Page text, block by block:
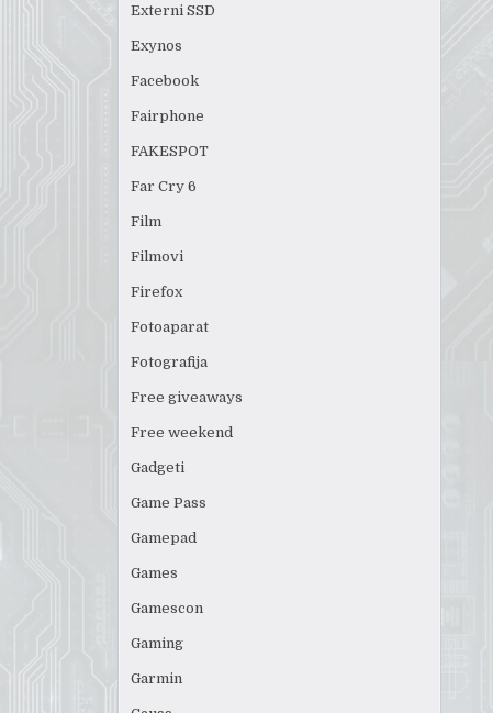
Externi SSD
Exynos
Facebook
Fairphone
FAKESPOT
Far Cry 6
Film
Filmovi
Firefox
Fotoaparat
Fotografija
Free giveaways
Free weekend
Gadgeti
Game Pass
Gamepad
Games
Gamescon
Gaming
Garmin